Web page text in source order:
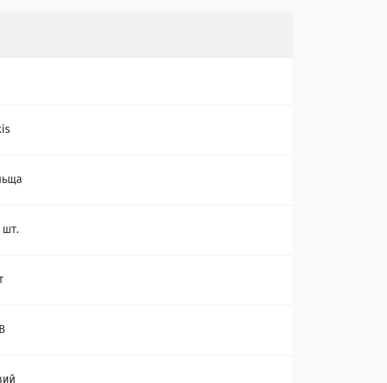
шт.